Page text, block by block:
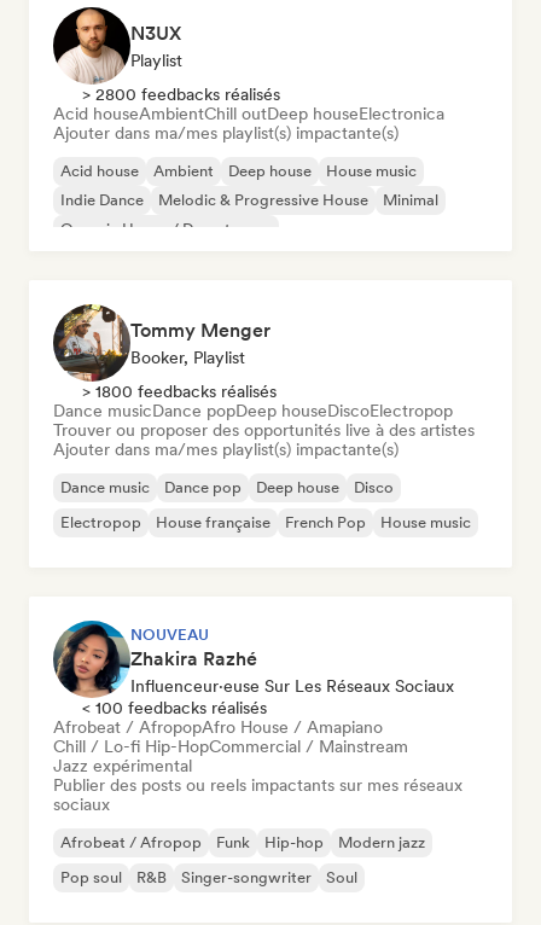
N3UX
Playlist
> 2800 feedbacks réalisés
Acid houseAmbientChill outDeep houseElectronica
Ajouter dans ma/mes playlist(s) impactante(s)
Acid house Ambient Deep house
House music
Indie Dance
Melodic & Progressive House
Minimal
Organic House / Downtempo
Tommy Menger
Booker, Playlist
> 1800 feedbacks réalisés
Dance musicDance popDeep houseDiscoElectropop
Trouver ou proposer des opportunités live à des artistes
Ajouter dans ma/mes playlist(s) impactante(s)
Dance music Dance pop Deep house
Disco
Electropop
House française French Pop House music
NOUVEAU
Zhakira Razhé
Influenceur·euse Sur Les Réseaux Sociaux
< 100 feedbacks réalisés
Afrobeat / AfropopAfro House / Amapiano
Chill / Lo-fi Hip-HopCommercial / Mainstream
Jazz expérimental
Publier des posts ou reels impactants sur mes réseaux
sociaux
Afrobeat / Afropop Funk Hip-hop
Modern jazz
Pop soul
R&B Singer-songwriter Soul